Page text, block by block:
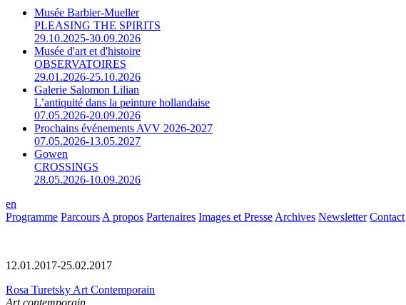
Musée Barbier-Mueller
PLEASING THE SPIRITS
29.10.2025-30.09.2026
Musée d'art et d'histoire
OBSERVATOIRES
29.01.2026-25.10.2026
Galerie Salomon Lilian
L’antiquité dans la peinture hollandaise
07.05.2026-20.09.2026
Prochains événements AVV 2026-2027
07.05.2026-13.05.2027
Gowen
CROSSINGS
28.05.2026-10.09.2026
en
Programme Parcours A propos Partenaires Images et Presse Archives Newsletter Contact
12.01.2017-25.02.2017
Rosa Turetsky Art Contemporain
Art contemporain